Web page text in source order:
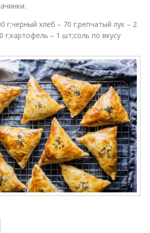
г;черный хлеб – 70 г;репчатый лук – 2
г;картофель – 1 шт;соль по вкусу